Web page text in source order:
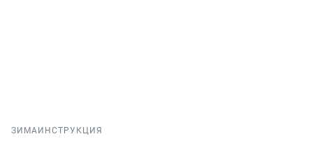
ЗИМА ИНСТРУКЦИЯ